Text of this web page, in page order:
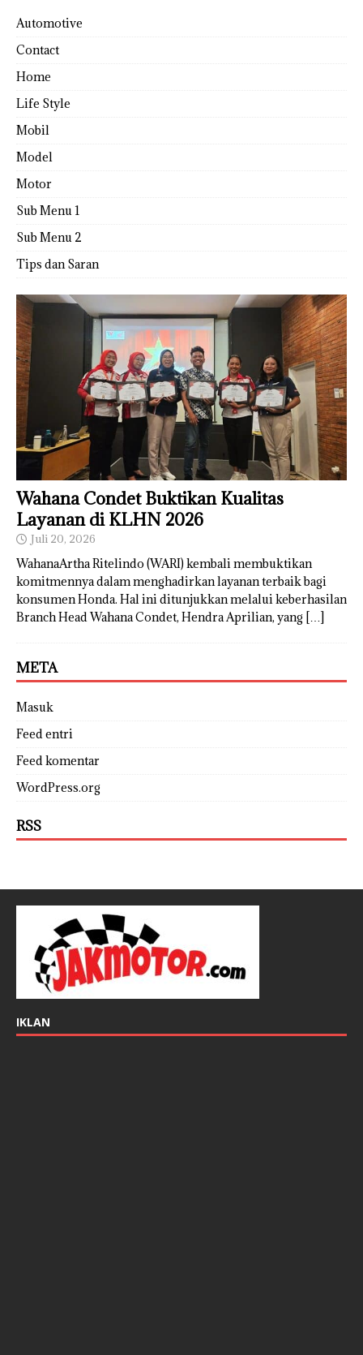
Automotive
Contact
Home
Life Style
Mobil
Model
Motor
Sub Menu 1
Sub Menu 2
Tips dan Saran
Wahana Condet Buktikan Kualitas
Layanan di KLHN 2026
Juli 20, 2026
WahanaArtha Ritelindo (WARI) kembali membuktikan
komitmennya dalam menghadirkan layanan terbaik bagi
konsumen Honda. Hal ini ditunjukkan melalui keberhasilan
Branch Head Wahana Condet, Hendra Aprilian, yang […]
META
Masuk
Feed entri
Feed komentar
WordPress.org
RSS
IKLAN